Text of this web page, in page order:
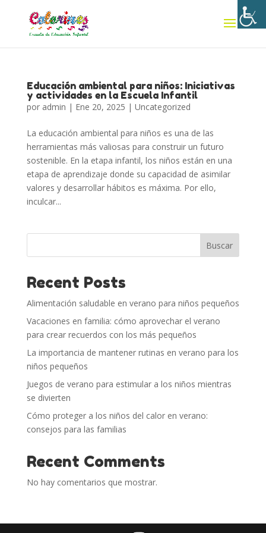
Educación ambiental para niños: Iniciativas
y actividades en la Escuela Infantil
por admin | Ene 20, 2025 | Uncategorized
La educación ambiental para niños es una de las
herramientas más valiosas para construir un futuro
sostenible. En la etapa infantil, los niños están en una
etapa de aprendizaje donde su capacidad de asimilar
valores y desarrollar hábitos es máxima. Por ello,
inculcar...
Buscar
Recent Posts
Alimentación saludable en verano para niños pequeños
Vacaciones en familia: cómo aprovechar el verano
para crear recuerdos con los más pequeños
La importancia de mantener rutinas en verano para los
niños pequeños
Juegos de verano para estimular a los niños mientras
se divierten
Cómo proteger a los niños del calor en verano:
consejos para las familias
Recent Comments
No hay comentarios que mostrar.